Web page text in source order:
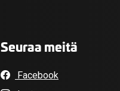
Seuraa meitä
Facebook